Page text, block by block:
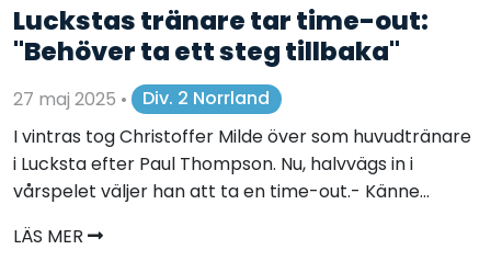
Luckstas tränare tar time-out:
"Behöver ta ett steg tillbaka"
27 maj 2025 •
Div. 2 Norrland
I vintras tog Christoffer Milde över som huvudtränare
i Lucksta efter Paul Thompson. Nu, halvvägs in i
vårspelet väljer han att ta en time-out.- Känne...
LÄS MER